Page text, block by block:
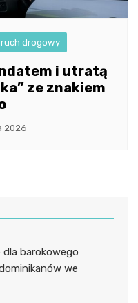
ruch drogowy
i utratą
ze znakiem
2026
dla barokowego
we